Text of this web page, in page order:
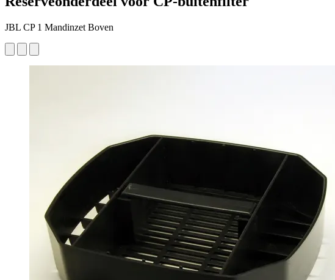
JBL CP 1 Mandinzet Boven